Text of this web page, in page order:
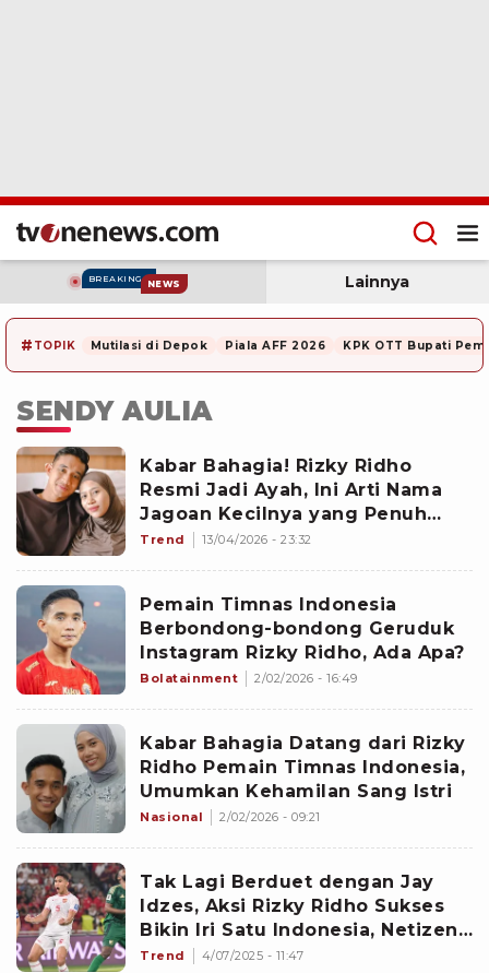
BREAKING NEWS Lainnya
# TOPIK Mutilasi di Depok Piala AFF 2026 KPK OTT Bupati
SENDY AULIA
Kabar Bahagia! Rizky Ridho
Resmi Jadi Ayah, Ini Arti Nama
Jagoan Kecilnya yang Penuh
Makna
Trend 13/04/2026 - 23:32
Pemain Timnas Indonesia
Berbondong-bondong Geruduk
Instagram Rizky Ridho, Ada Apa?
Bolatainment 2/02/2026 - 16:49
Kabar Bahagia Datang dari Rizky
Ridho Pemain Timnas Indonesia,
Umumkan Kehamilan Sang Istri
Nasional 2/02/2026 - 09:21
Tak Lagi Berduet dengan Jay
Idzes, Aksi Rizky Ridho Sukses
Bikin Iri Satu Indonesia, Netizen:
Ya Allah, Pengen
Trend 4/07/2025 - 11:47